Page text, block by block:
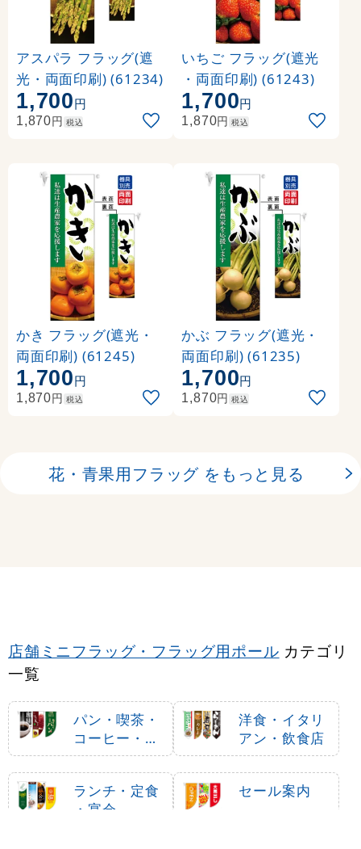
アスパラ フラッグ(遮
光・両面印刷) (61234)
1,700円
1,870円 税込
いちご フラッグ(遮光
・両面印刷) (61243)
1,700円
1,870円 税込
かき フラッグ(遮光・
両面印刷) (61245)
1,700円
1,870円 税込
かぶ フラッグ(遮光・
両面印刷) (61235)
1,700円
1,870円 税込
花・青果用フラッグ をもっと見る
店舗ミニフラッグ・フラッグ用ポール カテゴリ
一覧
パン・喫茶・
コーヒー・洋
菓子
洋食・イタリ
アン・飲食店
ランチ・定食
・宴会
セール案内